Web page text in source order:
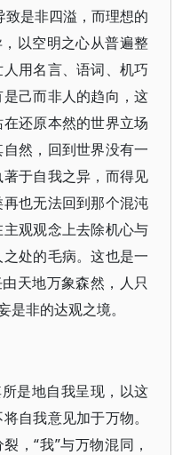
致是非四溢，而理想的
以空明之心从普遍整
用名言、语词、机巧
己而非人的趋向，这
还原本然的世界立场
然，回到世界没有一
于自我之异，而得见
也无法回到那个混沌
观观念上去除机心与
处的毛病。这也是一
天地万象森然，人只
是非的达观之境。
是地自我呈现，以这
自我意见加于万物。
，“我”与万物混同，